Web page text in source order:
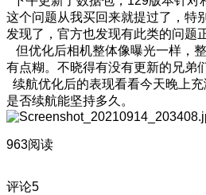
这个问题从我买回来就提过了，特
发现了，官方也发现有此类的问题
但优化后相机整体像曝光一样，
有点糊。不晓得有没有更新的兄弟
续航优化后的表现看看今天晚上
是否续航能坚持多久。
963阅读
评论5